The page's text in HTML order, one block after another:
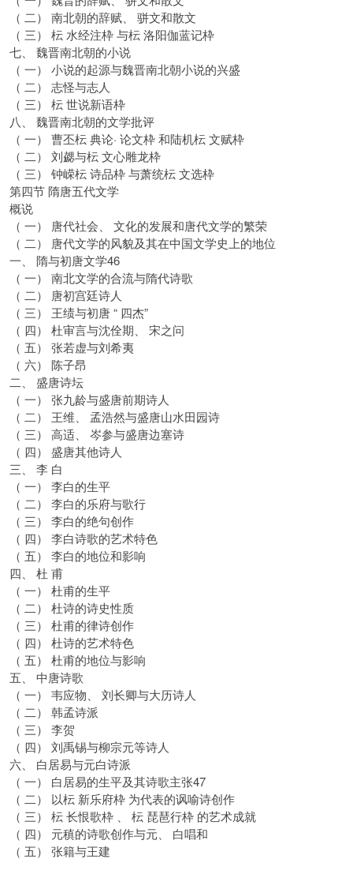
（ 二） 南北朝的辞赋、 骈文和散文
（ 三） 枟 水经注枠 与枟 洛阳伽蓝记枠
七、 魏晋南北朝的小说
（ 一） 小说的起源与魏晋南北朝小说的兴盛
（ 二） 志怪与志人
（ 三） 枟 世说新语枠
八、 魏晋南北朝的文学批评
（ 一） 曹丕枟 典论· 论文枠 和陆机枟 文赋枠
（ 二） 刘勰与枟 文心雕龙枠
（ 三） 钟嵘枟 诗品枠 与萧统枟 文选枠
第四节 隋唐五代文学
概说
（ 一） 唐代社会、 文化的发展和唐代文学的繁荣
（ 二） 唐代文学的风貌及其在中国文学史上的地位
一、 隋与初唐文学46
（ 一） 南北文学的合流与隋代诗歌
（ 二） 唐初宫廷诗人
（ 三） 王绩与初唐 “ 四杰”
（ 四） 杜审言与沈佺期、 宋之问
（ 五） 张若虚与刘希夷
（ 六） 陈子昂
二、 盛唐诗坛
（ 一） 张九龄与盛唐前期诗人
（ 二） 王维、 孟浩然与盛唐山水田园诗
（ 三） 高适、 岑参与盛唐边塞诗
（ 四） 盛唐其他诗人
三、 李 白
（ 一） 李白的生平
（ 二） 李白的乐府与歌行
（ 三） 李白的绝句创作
（ 四） 李白诗歌的艺术特色
（ 五） 李白的地位和影响
四、 杜 甫
（ 一） 杜甫的生平
（ 二） 杜诗的诗史性质
（ 三） 杜甫的律诗创作
（ 四） 杜诗的艺术特色
（ 五） 杜甫的地位与影响
五、 中唐诗歌
（ 一） 韦应物、 刘长卿与大历诗人
（ 二） 韩孟诗派
（ 三） 李贺
（ 四） 刘禹锡与柳宗元等诗人
六、 白居易与元白诗派
（ 一） 白居易的生平及其诗歌主张47
（ 二） 以枟 新乐府枠 为代表的讽喻诗创作
（ 三） 枟 长恨歌枠 、 枟 琵琶行枠 的艺术成就
（ 四） 元稹的诗歌创作与元、 白唱和
（ 五） 张籍与王建